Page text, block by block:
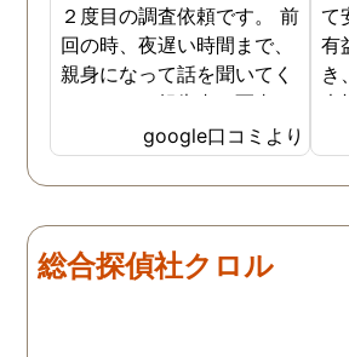
２度目の調査依頼です。 前
回の時、夜遅い時間まで、
親身になって話を聞いてく
れたのと、報告書の写真
が、場所が悪かったのに、
とても鮮明に写っていたの
で、再度、調査をお願いさ
度、自分でも行動パターン
の把握をしていましたが、
google口コミより
て
有
き
偵
総合探偵社クロル